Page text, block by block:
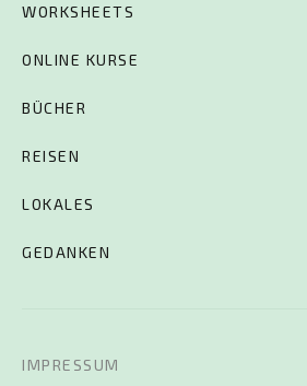
WORKSHEETS
ONLINE KURSE
BÜCHER
REISEN
LOKALES
GEDANKEN
IMPRESSUM